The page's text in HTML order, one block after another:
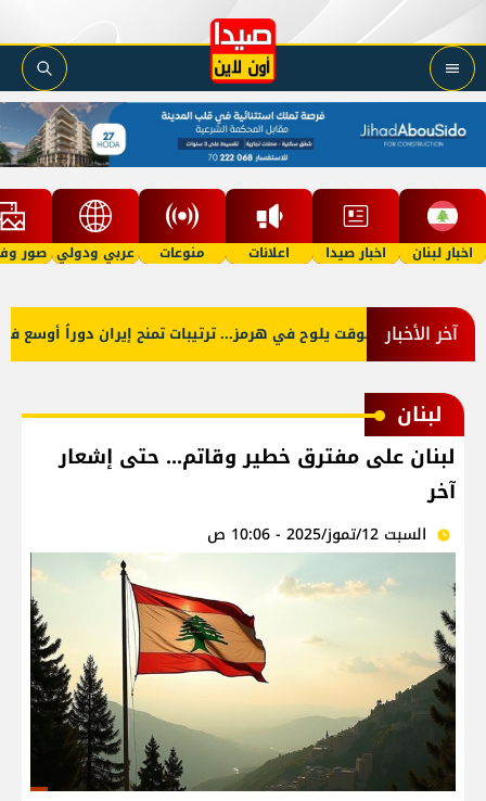
اخبار لبنان اخبار صيدا اعلانات منوعات عربي ودولي صور
آخر الأخبار
اتفاق موقت يلوح في هرمز... ترتيبات تمنح إيران دوراً أوسع في
لبنان
لبنان على مفترق خطير وقاتم... حتى إشعار
آخر
السبت 12/تموز/2025 - 10:06 ص